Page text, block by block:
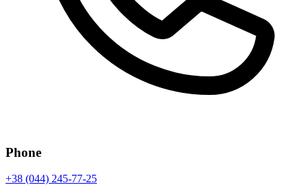
Phone
+38 (044) 245-77-25